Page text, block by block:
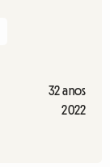
32 anos
2022